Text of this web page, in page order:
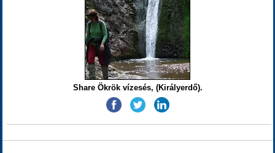
Share Ökrök vízesés, (Királyerdő).